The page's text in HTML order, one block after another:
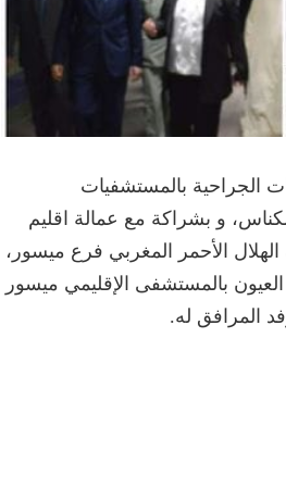
الجراحية بالمستشفيات
و بشراكة مع عمالة اقليم
الأحمر المغربي فرع ميسور،
بالمستشفى الإقليمي ميسور